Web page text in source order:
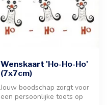
Wenskaart 'Ho-Ho-Ho'
(7x7cm)
Jouw boodschap zorgt voor
een persoonlijke toets op